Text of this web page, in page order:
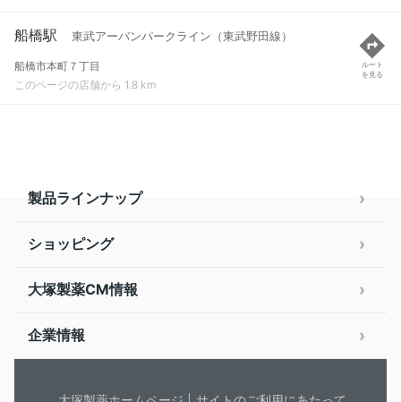
船橋駅 東武アーバンパークライン（東武野田線）
船橋市本町７丁目
このページの店舗から 1.8 km
ルート
を見る
製品ラインナップ
ショッピング
大塚製薬CM情報
企業情報